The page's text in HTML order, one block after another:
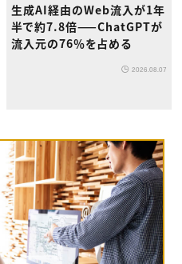
生成AI経由のWeb流入が1年
半で約7.8倍——ChatGPTが
流入元の76％を占める
2026.08.07